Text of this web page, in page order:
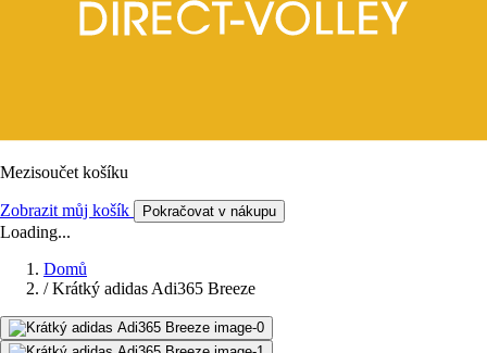
Mezisoučet košíku
Zobrazit můj košík Pokračovat v nákupu
Loading...
Domů
/ Krátký adidas Adi365 Breeze